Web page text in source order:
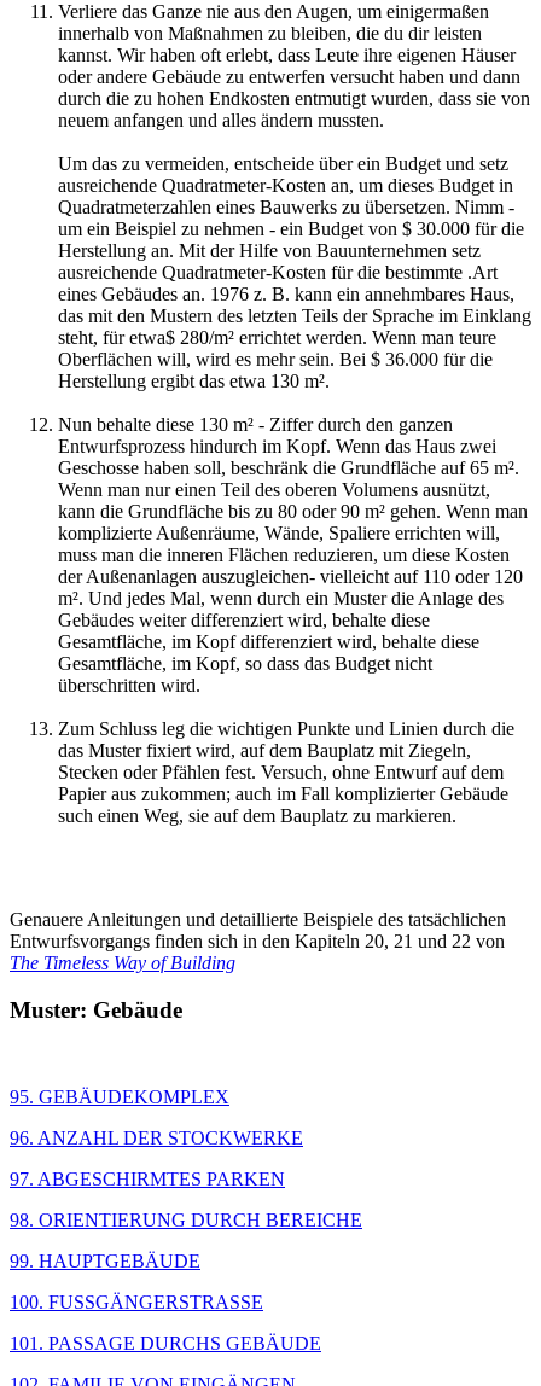
Verliere das Ganze nie aus den Augen, um einigermaßen
innerhalb von Maßnahmen zu bleiben, die du dir leisten
kannst. Wir haben oft erlebt, dass Leute ihre eigenen Häuser
oder andere Gebäude zu entwerfen versucht haben und dann
durch die zu hohen Endkosten entmutigt wurden, dass sie von
neuem anfangen und alles ändern mussten.
Um das zu vermeiden, entscheide über ein Budget und setz
ausreichende Quadratmeter-Kosten an, um dieses Budget in
Quadratmeterzahlen eines Bauwerks zu übersetzen. Nimm -
um ein Beispiel zu nehmen - ein Budget von $ 30.000 für die
Herstellung an. Mit der Hilfe von Bauunternehmen setz
ausreichende Quadratmeter-Kosten für die bestimmte .Art
eines Gebäudes an. 1976 z. B. kann ein annehmbares Haus,
das mit den Mustern des letzten Teils der Sprache im Einklang
steht, für etwa$ 280/m² errichtet werden. Wenn man teure
Oberflächen will, wird es mehr sein. Bei $ 36.000 für die
Herstellung ergibt das etwa 130 m².
Nun behalte diese 130 m² - Ziffer durch den ganzen
Entwurfsprozess hindurch im Kopf. Wenn das Haus zwei
Geschosse haben soll, beschränk die Grundfläche auf 65 m².
Wenn man nur einen Teil des oberen Volumens ausnützt,
kann die Grundfläche bis zu 80 oder 90 m² gehen. Wenn man
komplizierte Außenräume, Wände, Spaliere errichten will,
muss man die inneren Flächen reduzieren, um diese Kosten
der Außenanlagen auszugleichen- vielleicht auf 110 oder 120
m². Und jedes Mal, wenn durch ein Muster die Anlage des
Gebäudes weiter differenziert wird, behalte diese
Gesamtfläche, im Kopf differenziert wird, behalte diese
Gesamtfläche, im Kopf, so dass das Budget nicht
überschritten wird.
Zum Schluss leg die wichtigen Punkte und Linien durch die
das Muster fixiert wird, auf dem Bauplatz mit Ziegeln,
Stecken oder Pfählen fest. Versuch, ohne Entwurf auf dem
Papier aus zukommen; auch im Fall komplizierter Gebäude
such einen Weg, sie auf dem Bauplatz zu markieren.
Genauere Anleitungen und detaillierte Beispiele des tatsächlichen
Entwurfsvorgangs finden sich in den Kapiteln 20, 21 und 22 von
The Timeless Way of Building
Muster: Gebäude
95. GEBÄUDEKOMPLEX
96. ANZAHL DER STOCKWERKE
97. ABGESCHIRMTES PARKEN
98. ORIENTIERUNG DURCH BEREICHE
99. HAUPTGEBÄUDE
100. FUSSGÄNGERSTRASSE
101. PASSAGE DURCHS GEBÄUDE